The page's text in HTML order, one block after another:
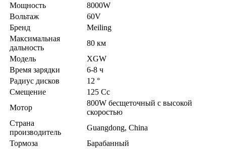
Мощность
8000W
Вольтаж
60V
Бренд
Meiling
Максимальная
дальность
80 км
Модель
XGW
Время зарядки
6-8 ч
Радиус дисков
12 °
Смещение
125 Cc
Мотор
800W бесщеточный с высокой
скоростью
Страна
производитель
Guangdong, China
Тормоза
Барабанный